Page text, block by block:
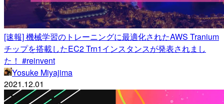
[速報] 機械学習のトレーニングに最適化されたAWS Tranium
チップを搭載したEC2 Trn1インスタンスが発表されまし
た！ #reinvent
Yosuke Miyajima
2021.12.01